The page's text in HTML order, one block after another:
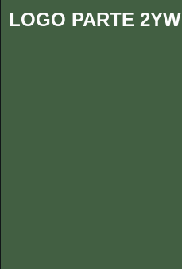
LOGO PARTE 2YW